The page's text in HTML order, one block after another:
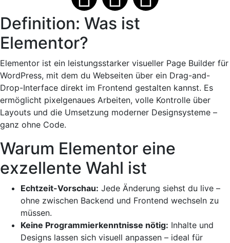
Definition: Was ist
Elementor?
Elementor ist ein leistungsstarker visueller Page Builder für
WordPress, mit dem du Webseiten über ein Drag-and-
Drop-Interface direkt im Frontend gestalten kannst. Es
ermöglicht pixelgenaues Arbeiten, volle Kontrolle über
Layouts und die Umsetzung moderner Designsysteme –
ganz ohne Code.
Warum Elementor eine
exzellente Wahl ist
Echtzeit-Vorschau: Jede Änderung siehst du live –
ohne zwischen Backend und Frontend wechseln zu
müssen.
Keine Programmierkenntnisse nötig: Inhalte und
Designs lassen sich visuell anpassen – ideal für